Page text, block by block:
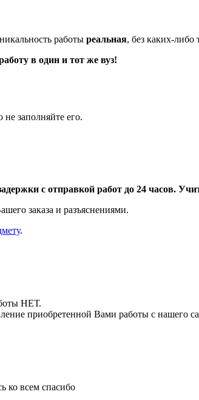
работы реальная, без каких-
в один и тот же вуз!
заполняйте его.
с отправкой работ до 24 часов.
заказа и разъяснениями.
.
НЕТ.
приобретенной Вами работы с нашего
ко всем спасибо